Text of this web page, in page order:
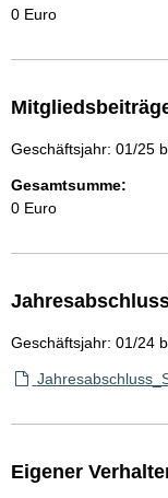
0 Euro
Geschäftsjahr: 01/25
Gesamtsumme:
0 Euro
Geschäftsjahr: 01/24
Eigener